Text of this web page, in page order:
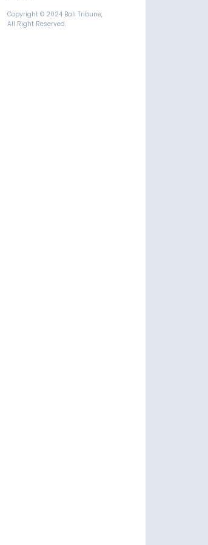
Copyright © 2024 Bali Tribune,
All Right Reserved.